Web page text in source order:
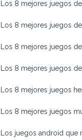
Los 8 mejores juegos
Los 8 mejores juegos
Los 8 mejores juegos
Los 8 mejores juegos
Los 8 mejores juegos
Los 8 mejores juegos
Los juegos android que